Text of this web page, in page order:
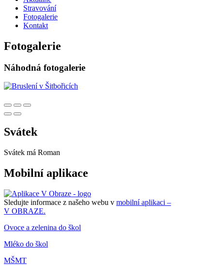
Stravování
Fotogalerie
Kontakt
Fotogalerie
Náhodná fotogalerie
Svátek
Svátek má Roman
Mobilní aplikace
Sledujte informace z našeho webu v mobilní aplikaci –
V OBRAZE.
Ovoce a zelenina do škol
Mléko do škol
MŠMT